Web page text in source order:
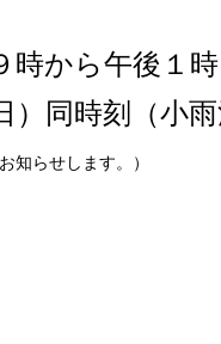
から午後１
刻（小雨
します。）